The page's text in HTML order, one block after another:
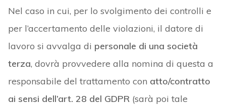
Nel caso in cui, per lo svolgimento dei controlli e
per l’accertamento delle violazioni, il datore di
lavoro si avvalga di personale di una società
terza, dovrà provvedere alla nomina di questa a
responsabile del trattamento con atto/contratto
ai sensi dell’art. 28 del GDPR (sarà poi tale